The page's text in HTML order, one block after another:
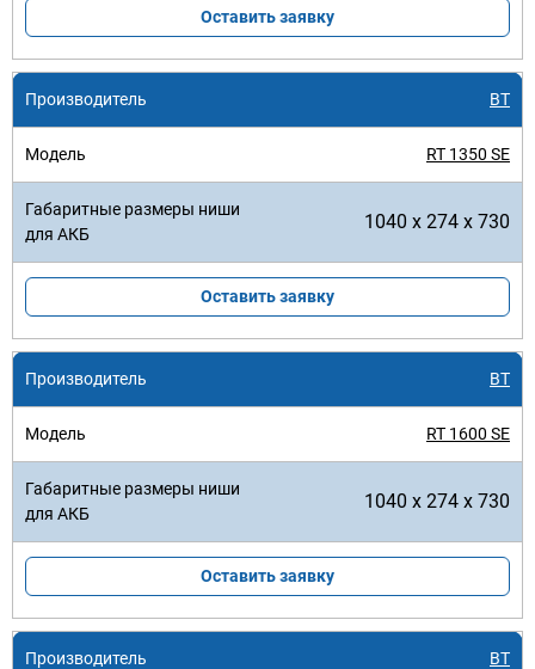
Оставить заявку
BT
RT 1350 SE
1040 x 274 x 730
Оставить заявку
BT
RT 1600 SE
1040 x 274 x 730
Оставить заявку
BT